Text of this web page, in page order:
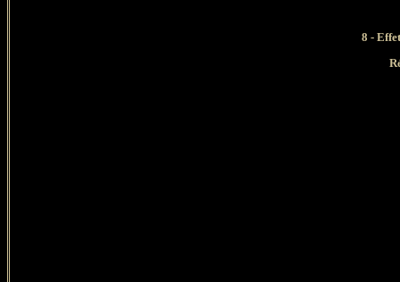
8 -